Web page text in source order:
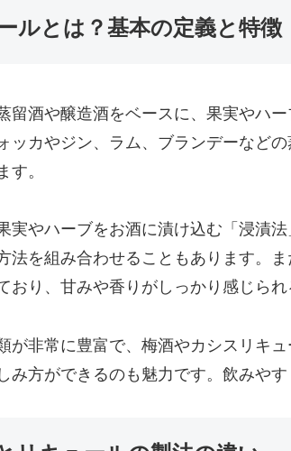
ルとは？基本の定義と特徴
留酒や醸造酒をベースに、果実やハ
ッカやジン、ラム、ブランデーなど
す。
実やハーブをお酒に漬け込む「浸漬
法を組み合わせることもあります。
おり、甘みや香りがしっかり感じられ
が非常に豊富で、梅酒やカシスリキ
み方ができるのも魅力です。飲みや